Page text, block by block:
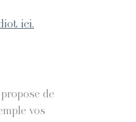
ici.
de
vos